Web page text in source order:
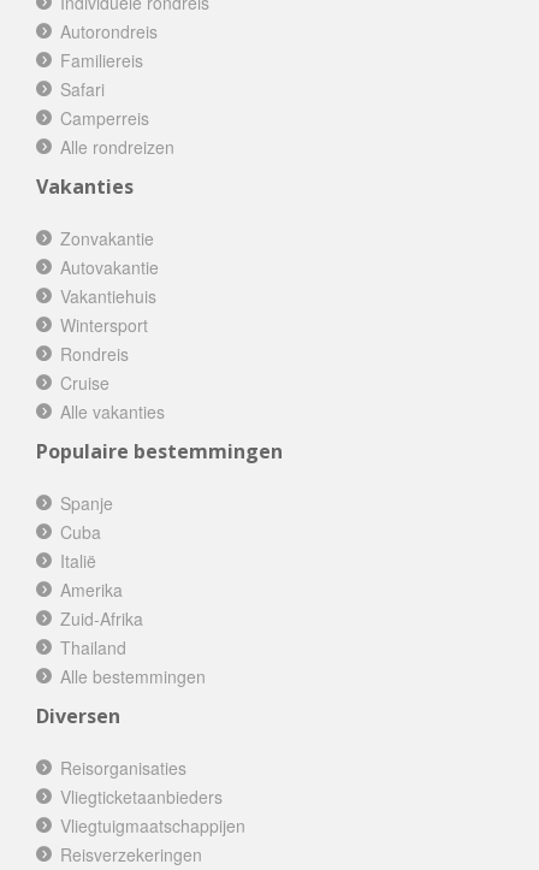
Autorondreis
Familiereis
Safari
Camperreis
Alle rondreizen
Vakanties
Zonvakantie
Autovakantie
Vakantiehuis
Wintersport
Rondreis
Cruise
Alle vakanties
Populaire bestemmingen
Spanje
Cuba
Italië
Amerika
Zuid-Afrika
Thailand
Alle bestemmingen
Diversen
Reisorganisaties
Vliegticketaanbieders
Vliegtuigmaatschappijen
Reisverzekeringen